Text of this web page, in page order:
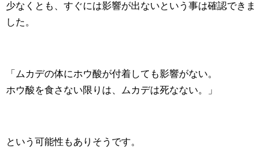
少なくとも、すぐには影響が出ないという事は確認できま
した。
「ムカデの体にホウ酸が付着しても影響がない。
ホウ酸を食さない限りは、ムカデは死なない。」
という可能性もありそうです。